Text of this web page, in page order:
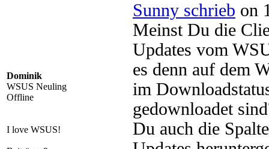
Dominik
WSUS Neuling
Offline
I love WSUS!
Sunny schrieb on
Meinst Du die
Updates vom
es denn auf dem
im
gedownloadet
Du auch die